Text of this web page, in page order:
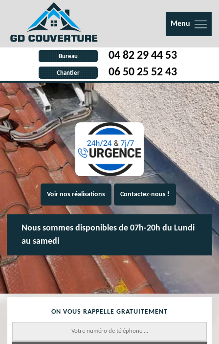
Menu
Bureau 04 82 29 44 53
Chantier 06 50 25 52 43
Voir nos réalisations Contactez-nous !
Nous sommes disponibles de 07h-20h du Lundi
au samedi
ON VOUS RAPPELLE GRATUITEMENT